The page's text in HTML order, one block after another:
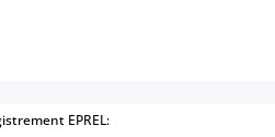
EPREL: